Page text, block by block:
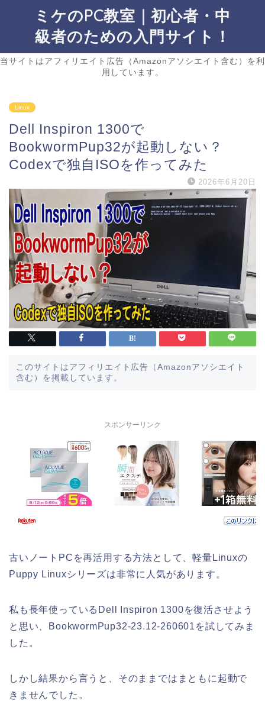
ミケのPC教室｜初心者・中
級者のための入門サイト！
当サイトはアフィリエイト広告（Amazonアソシエイト含む）を利
用しています。
Linux
Dell Inspiron 1300で
BookwormPup32が起動しない？
Codexで独自ISOを作ってみた
2026年6月20日
このサイトはアフィリエイト広告（Amazonアソシエイト
含む）を掲載しています。
スポンサーリンク
古いノートPCを再活用する方法として、軽量Linuxの
Puppy Linuxシリーズは非常に人気があります。
私も長年使っているDell Inspiron 1300を復活させよう
と思い、BookwormPup32-23.12-260601を試してみま
した。
しかし結果から言うと、そのままではまともに起動で
きませんでした。